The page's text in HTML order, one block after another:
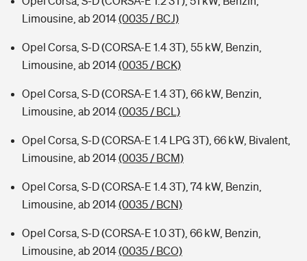
Limousine, ab 2014(0035 / BCJ)
Opel Corsa, S-D (CORSA-E 1.4 3T), 55 kW, Benzin,
Limousine, ab 2014(0035 / BCK)
Opel Corsa, S-D (CORSA-E 1.4 3T), 66 kW, Benzin,
Limousine, ab 2014(0035 / BCL)
Opel Corsa, S-D (CORSA-E 1.4 LPG 3T), 66 kW, Bivalent,
Limousine, ab 2014(0035 / BCM)
Opel Corsa, S-D (CORSA-E 1.4 3T), 74 kW, Benzin,
Limousine, ab 2014(0035 / BCN)
Opel Corsa, S-D (CORSA-E 1.0 3T), 66 kW, Benzin,
Limousine, ab 2014(0035 / BCO)